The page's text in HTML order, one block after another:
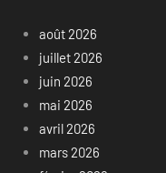
août 2026
juillet 2026
juin 2026
mai 2026
avril 2026
mars 2026